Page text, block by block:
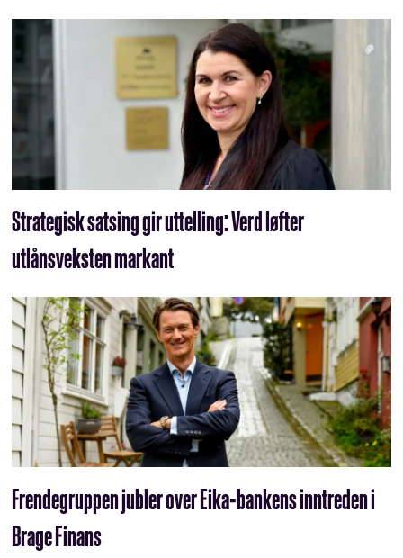
Strategisk satsing gir uttelling: Verd løfter
utlånsveksten markant
Frendegruppen jubler over Eika-bankens inntreden i
Brage Finans